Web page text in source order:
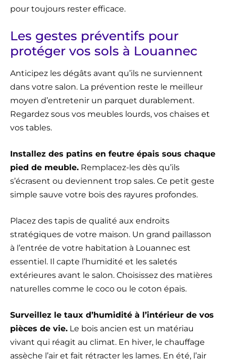
pour toujours rester efficace.
Les gestes préventifs pour
protéger vos sols à Louannec
Anticipez les dégâts avant qu’ils ne surviennent
dans votre salon. La prévention reste le meilleur
moyen d’entretenir un parquet durablement.
Regardez sous vos meubles lourds, vos chaises et
vos tables.
Installez des patins en feutre épais sous chaque
pied de meuble. Remplacez-les dès qu’ils
s’écrasent ou deviennent trop sales. Ce petit geste
simple sauve votre bois des rayures profondes.
Placez des tapis de qualité aux endroits
stratégiques de votre maison. Un grand paillasson
à l’entrée de votre habitation à Louannec est
essentiel. Il capte l’humidité et les saletés
extérieures avant le salon. Choisissez des matières
naturelles comme le coco ou le coton épais.
Surveillez le taux d’humidité à l’intérieur de vos
pièces de vie. Le bois ancien est un matériau
vivant qui réagit au climat. En hiver, le chauffage
assèche l’air et fait rétracter les lames. En été, l’air